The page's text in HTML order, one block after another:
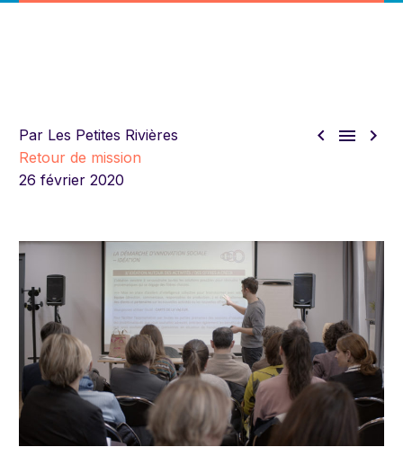
  
Par Les Petites Rivières
Retour de mission
26 février 2020